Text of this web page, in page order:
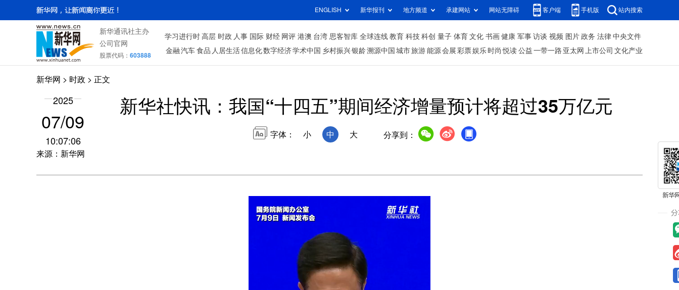
ENGLISH 新华报刊 地方频道 承建网站 网站无障碍 客户端 手机版 站内搜索
新华通讯社主办
公司官网
股票代码： 603888
学习进行时 高层 时政 人事 国际 财经 网评 港澳 台湾 思客智库 全球连线 教育 科技 科创 量子 体育 文化 书画 健康 军事 访谈 视频 图片 政务 法律 中央文件
金融 汽车 食品 人居生活信息化数字经济学术中国 乡村振兴银龄溯源中国 城市旅游 能源 会展 彩票娱乐 时尚 悦读 公益 一带一路 亚太网 上市公司 文化产业
新华网 > 时政 > 正文
2025
07/09
10:07:06
来源：新华网
新华社快讯：我国“十四五”期间经济增量预计将超过35万亿元
字体： 小 中 大 分享到：